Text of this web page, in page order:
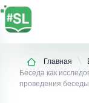
Главная
Беседа как
проведения